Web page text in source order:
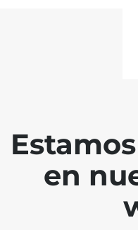
en